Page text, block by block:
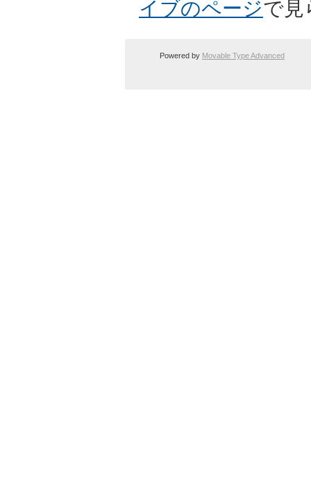
イブのページで見
Powered by Movable Type Advanced